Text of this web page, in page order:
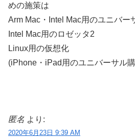
めの施策は
Arm Mac・Intel Mac用のユニバー
Intel Mac用のロゼッタ2
Linux用の仮想化
(iPhone・iPad用のユニバーサル
匿名 より:
2020年6月23日 9:39 AM